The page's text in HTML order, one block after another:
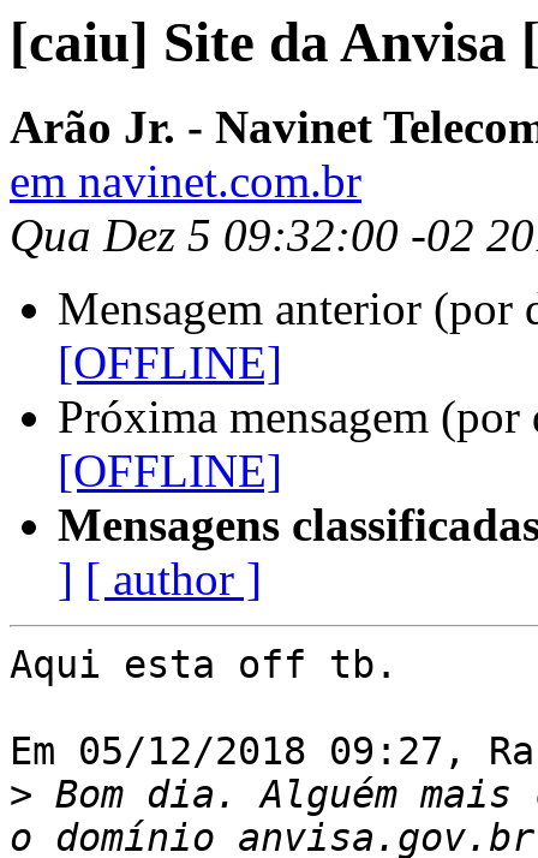
[caiu] Site da
Arão Jr. - Navinet
em navinet.com.br
Qua Dez 5 09:32:00 -02
Mensagem anterior (por
[OFFLINE]
Próxima mensagem
[OFFLINE]
Mensagens
] [ author ]
Aqui esta off tb.
Em 05/12/2018 09:27,
> Bom dia. Alguém mais